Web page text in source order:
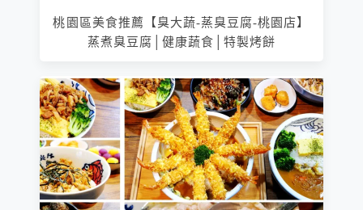
桃園區美食推薦【臭大蔬-蒸臭豆腐-桃園店】
蒸煮臭豆腐│健康蔬食│特製烤餅